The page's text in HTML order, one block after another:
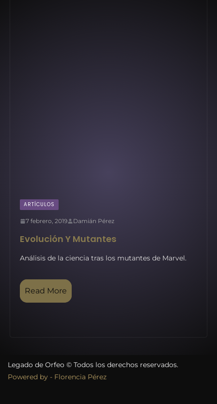
ARTÍCULOS
7 febrero, 2019 Damián Pérez
Evolución Y Mutantes
Análisis de la ciencia tras los mutantes de Marvel.
Read More
Legado de Orfeo © Todos los derechos reservados.
Powered by - Florencia Pérez